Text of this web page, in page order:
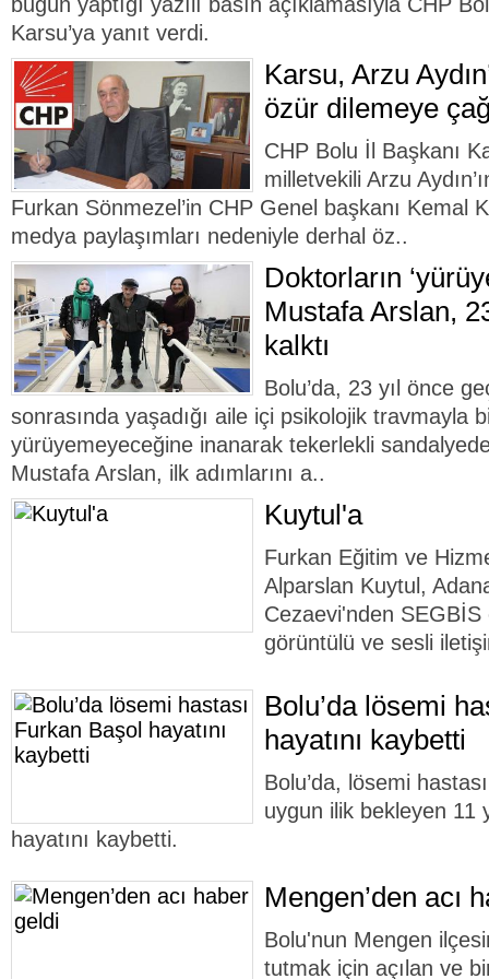
Karsu’ya yanıt verdi.
Karsu, Arzu
özür dilemeye
CHP Bolu İl Başkanı
milletvekili Arzu
Furkan Sönmezel’in CHP Genel başkanı Kemal
medya paylaşımları nedeniyle derhal öz..
Doktorların
Mustafa Arslan,
kalktı
Bolu’da, 23 yıl önce
sonrasında yaşadığı aile içi psikolojik travmayla
yürüyemeyeceğine inanarak tekerlekli
Mustafa Arslan, ilk adımlarını a..
Kuytul'a
Furkan Eğitim ve
Alparslan Kuytul,
Cezaevi'nden SEGBİS
görüntülü ve sesli
Bolu’da lösemi
hayatını kaybetti
Bolu’da, lösemi
uygun ilik bekleyen 11
hayatını kaybetti.
Mengen’den acı
Bolu'nun Mengen
tutmak için açılan ve